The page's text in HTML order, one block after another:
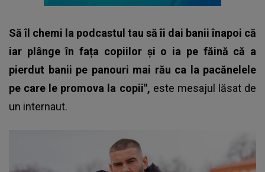
Să îl chemi la podcastul tau să îi dai banii înapoi că
iar plânge în fața copiilor și o ia pe făină că a
pierdut banii pe panouri mai rău ca la pacănelele
pe care le promova la copii", este mesajul lăsat de
un internaut.